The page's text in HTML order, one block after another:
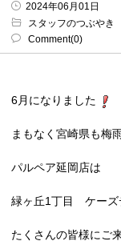
2024年06月01日
スタッフのつぶやき
Comment(0)
6月になりました
まもなく宮崎県も梅
パルペア延岡店は
緑ヶ丘1丁目 ケーズ
たくさんの皆様にご